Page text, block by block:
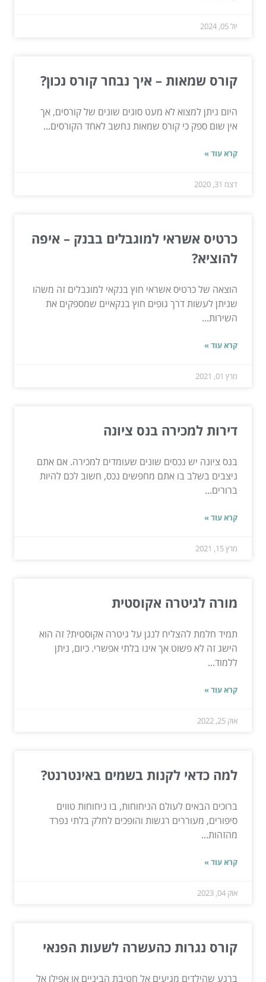
יול 05, 2024
קורס שמאות – איך נבחר קורס נכון?
היום ניתן למצוא לא מעט סוגים שונים של קורסים, אך
אין שום ספק כי קורס שמאות נחשב לאחד הקורסים...
קרא עוד »
דצמ 31, 2020
כרטיס אשראי למוגבלים בבנק – איפה
להוציא?
הוצאה של כרטיס אשראי חוץ בנקאי למוגבלים זה משהו
שניתן לעשות דרך גופים חוץ בנקאיים שמספקים את
השירות...
קרא עוד »
מרץ 01, 2021
דירות למכירה בנס ציונה
בנס ציונה יש נכסים שונים שעומדים למכירה. אם אתם
ניצבים בשלב בו אתם מחפשים נכס, חשוב לכם להיות
ברורים...
קרא עוד »
מרץ 15, 2021
מורה לגיטרה אקוסטית
תמיד חלמת להצליח לנגן על גיטרה אקוסטית? זה הוא
הישג זה לא פשוט אך אינו בלתי אפשרי. כיום, ניתן
ללמוד...
קרא עוד »
אוק 25, 2022
למה כדאי לקנות בשמים באינטרנט?
ברוכים הבאים לעולם הניחוחות, בו ניחוחות טווים
סיפורים, מעוררים רגשות והופכים לחלק בלתי נפרד
מהזהות...
קרא עוד »
אוק 04, 2023
קורס נגרות כהעשרה לשעות הפנאי
ברגע שהילדים מגיעים אל חטיבת הביניים או אפילו אל